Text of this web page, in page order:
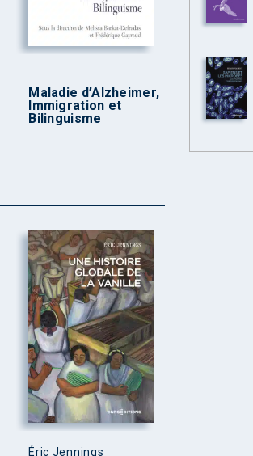
Maladie d’Alzheimer,
Immigration et
Bilinguisme
Éric Jennings